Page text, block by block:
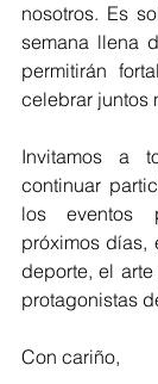
nosotros. Es
semana llena
permitirán
celebrar juntos
Invitamos a
continuar
los eventos
próximos días,
deporte, el
protagonistas
Con cariño,